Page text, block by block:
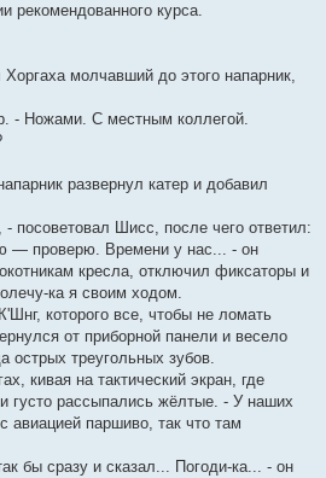
рекомендованного курса.
молчавший до этого напарник,
- Ножами. С местным коллегой.
развернул катер и добавил
посоветовал Шисс, после чего ответил:
— проверю. Времени у нас... - он
кресла, отключил фиксаторы и
ка я своим ходом.
которого все, чтобы не ломать
от приборной панели и весело
острых треугольных зубов.
кивая на тактический экран, где
густо рассыпались жёлтые. - У наших
авиацией паршиво, так что там
бы сразу и сказал... Погоди-ка... - он